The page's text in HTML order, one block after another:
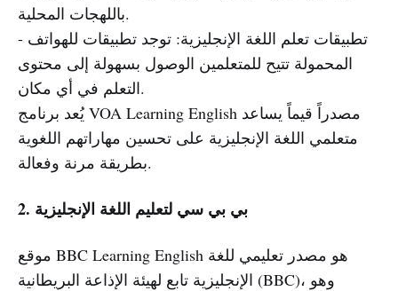
باللهجات المحلية.
- تطبيقات تعلم اللغة الإنجليزية: توجد تطبيقات للهواتف
المحمولة تتيح للمتعلمين الوصول بسهولة إلى محتوى
التعلم في أي مكان.
يُعد برنامج VOA Learning English مصدراً قيماً يساعد
متعلمي اللغة الإنجليزية على تحسين مهاراتهم اللغوية
بطريقة مرنة وفعالة.
2. بي بي سي لتعليم اللغة الإنجليزية
موقع BBC Learning English هو مصدر تعليمي للغة
الإنجليزية تابع لهيئة الإذاعة البريطانية (BBC)، وهو